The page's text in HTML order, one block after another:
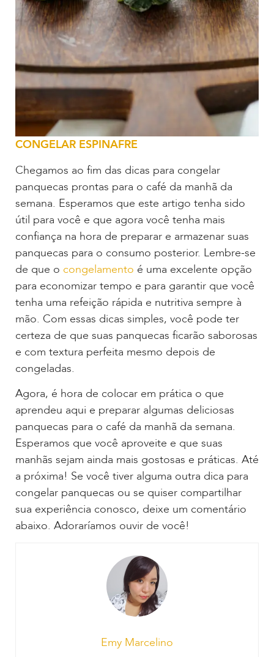
CONGELAR ESPINAFRE
Chegamos ao fim das dicas para congelar
panquecas prontas para o café da manhã da
semana. Esperamos que este artigo tenha sido
útil para você e que agora você tenha mais
confiança na hora de preparar e armazenar suas
panquecas para o consumo posterior. Lembre-se
de que o congelamento é uma excelente opção
para economizar tempo e para garantir que você
tenha uma refeição rápida e nutritiva sempre à
mão. Com essas dicas simples, você pode ter
certeza de que suas panquecas ficarão saborosas
e com textura perfeita mesmo depois de
congeladas.
Agora, é hora de colocar em prática o que
aprendeu aqui e preparar algumas deliciosas
panquecas para o café da manhã da semana.
Esperamos que você aproveite e que suas
manhãs sejam ainda mais gostosas e práticas. Até
a próxima! Se você tiver alguma outra dica para
congelar panquecas ou se quiser compartilhar
sua experiência conosco, deixe um comentário
abaixo. Adoraríamos ouvir de você!
Emy Marcelino